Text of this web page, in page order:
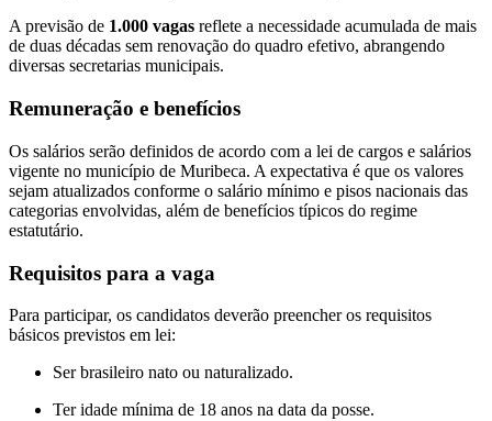
A previsão de 1.000 vagas reflete a necessidade acumulada de mais
de duas décadas sem renovação do quadro efetivo, abrangendo
diversas secretarias municipais.
Remuneração e benefícios
Os salários serão definidos de acordo com a lei de cargos e salários
vigente no município de Muribeca. A expectativa é que os valores
sejam atualizados conforme o salário mínimo e pisos nacionais das
categorias envolvidas, além de benefícios típicos do regime
estatutário.
Requisitos para a vaga
Para participar, os candidatos deverão preencher os requisitos
básicos previstos em lei:
Ser brasileiro nato ou naturalizado.
Ter idade mínima de 18 anos na data da posse.